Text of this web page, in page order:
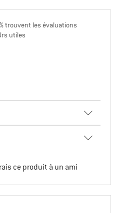
trouvent les évaluations
utiles
ce produit à un ami